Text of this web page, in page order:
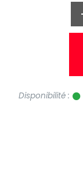
Disponibilité :